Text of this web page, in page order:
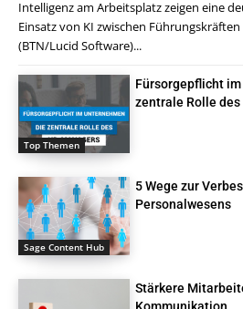
Intelligenz am Arbeitsplatz zeigen eine
Einsatz von KI zwischen
(BTN/Lucid Software)...
Top Themen
Fürsorgepflicht
zentrale Rolle
Sage Content Hub
5 Wege zur
Personalwesens
Stärkere
Kommunikation